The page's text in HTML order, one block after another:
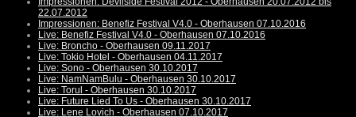
22.07.2012
Impressionen: Benefiz Festival V4.0 - Oberhausen 07.10.2016
Live: Benefiz Festival V4.0 - Oberhausen 07.10.2016
Live: Broncho - Oberhausen 09.11.2017
Live: Tokio Hotel - Oberhausen 04.11.2017
Live: Sono - Oberhausen 30.10.2017
Live: NamNamBulu - Oberhausen 30.10.2017
Live: Torul - Oberhausen 30.10.2017
Live: Future Lied To Us - Oberhausen 30.10.2017
Live: Lene Lovich - Oberhausen 07.10.2017